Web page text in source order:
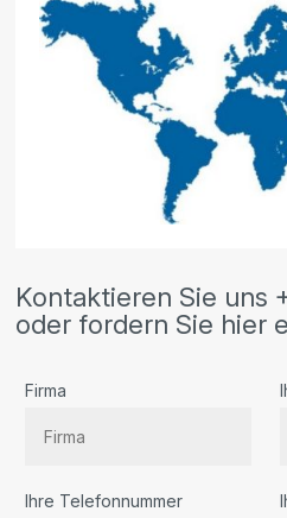
Kontaktieren Sie uns
oder fordern Sie hier
Firma
Ihre Telefonnummer